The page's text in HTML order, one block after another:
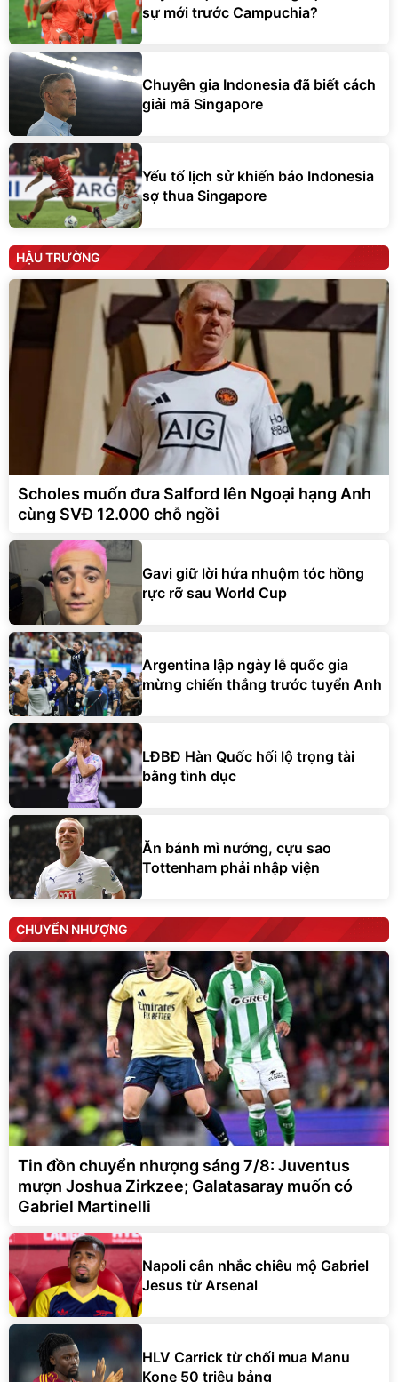
sự mới trước Campuchia?
Chuyên gia Indonesia đã biết cách
giải mã Singapore
Yếu tố lịch sử khiến báo Indonesia
sợ thua Singapore
HẬU TRƯỜNG
Scholes muốn đưa Salford lên Ngoại hạng Anh
cùng SVĐ 12.000 chỗ ngồi
Gavi giữ lời hứa nhuộm tóc hồng
rực rỡ sau World Cup
Argentina lập ngày lễ quốc gia
mừng chiến thắng trước tuyển Anh
LĐBĐ Hàn Quốc hối lộ trọng tài
bằng tình dục
Ăn bánh mì nướng, cựu sao
Tottenham phải nhập viện
CHUYỂN NHƯỢNG
Tin đồn chuyển nhượng sáng 7/8: Juventus
mượn Joshua Zirkzee; Galatasaray muốn có
Gabriel Martinelli
Napoli cân nhắc chiêu mộ Gabriel
Jesus từ Arsenal
HLV Carrick từ chối mua Manu
Kone 50 triệu bảng